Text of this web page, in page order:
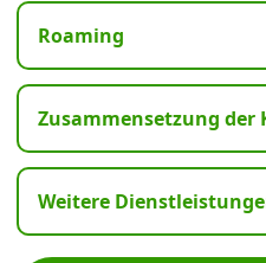
Roaming
Zusammensetzung der
Weitere